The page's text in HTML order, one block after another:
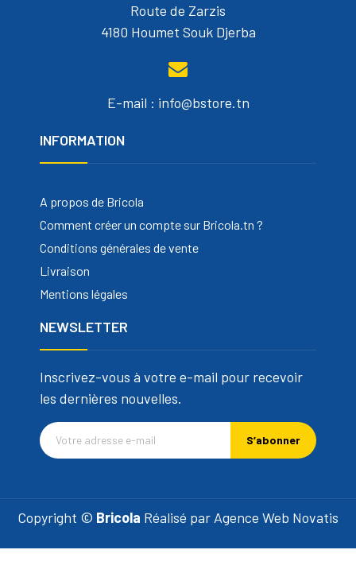
Route de Zarzis
4180 Houmet Souk Djerba
E-mail : info@bstore.tn
INFORMATION
A propos de Bricola
Comment créer un compte sur Bricola.tn ?
Conditions générales de vente
Livraison
Mentions légales
NEWSLETTER
Inscrivez-vous à votre e-mail pour recevoir
les dernières nouvelles.
S’abonner
Copyright © Bricola Réalisé par Agence Web Novatis